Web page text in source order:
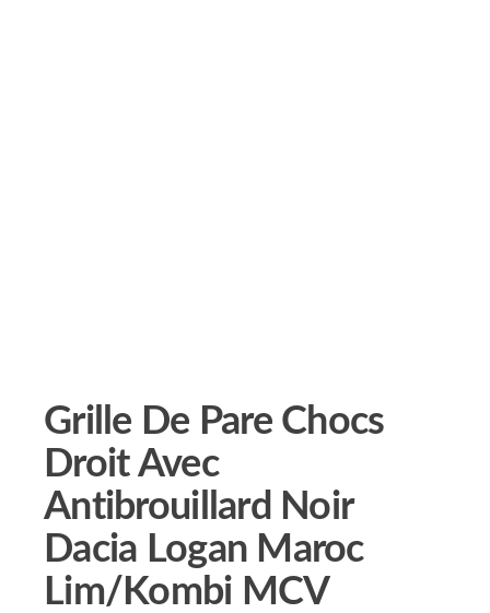
Grille De Pare Chocs
Droit Avec
Antibrouillard Noir
Dacia Logan Maroc
Lim/Kombi MCV